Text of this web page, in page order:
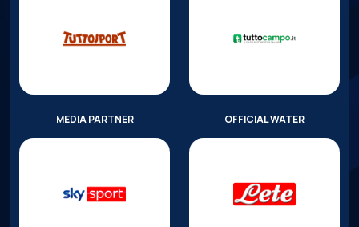
MEDIA PARTNER OFFICIAL WATER